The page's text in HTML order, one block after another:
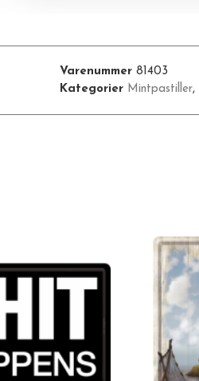
Varenummer 81403
Kategorier Mintpastiller,